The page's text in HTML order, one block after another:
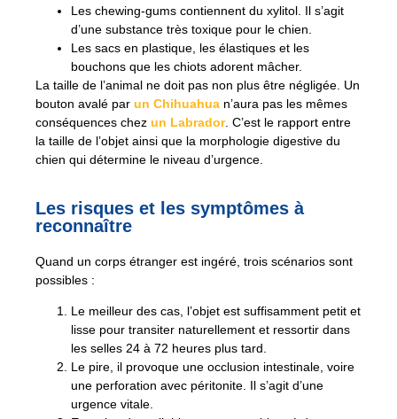
Les chewing-gums contiennent du xylitol. Il s’agit
d’une substance très toxique pour le chien.
Les sacs en plastique, les élastiques et les
bouchons que les chiots adorent mâcher.
La taille de l’animal ne doit pas non plus être négligée. Un
bouton avalé par un Chihuahua n’aura pas les mêmes
conséquences chez un Labrador. C’est le rapport entre
la taille de l’objet ainsi que la morphologie digestive du
chien qui détermine le niveau d’urgence.
Les risques et les symptômes à
reconnaître
Quand un corps étranger est ingéré, trois scénarios sont
possibles :
Le meilleur des cas, l’objet est suffisamment petit et
lisse pour transiter naturellement et ressortir dans
les selles 24 à 72 heures plus tard.
Le pire, il provoque une occlusion intestinale, voire
une perforation avec péritonite. Il s’agit d’une
urgence vitale.